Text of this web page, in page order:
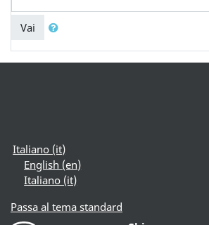
Vai
Italiano ‎(it)‎
English ‎(en)‎
Italiano ‎(it)‎
Passa al tema standard